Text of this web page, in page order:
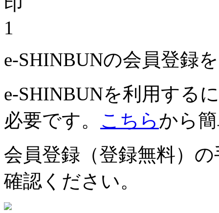
1
e-SHINBUNの会員登録
e-SHINBUNを利用する
必要です。 こちらから
会員登録（登録無料）
確認ください。